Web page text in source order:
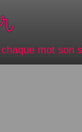
mot son